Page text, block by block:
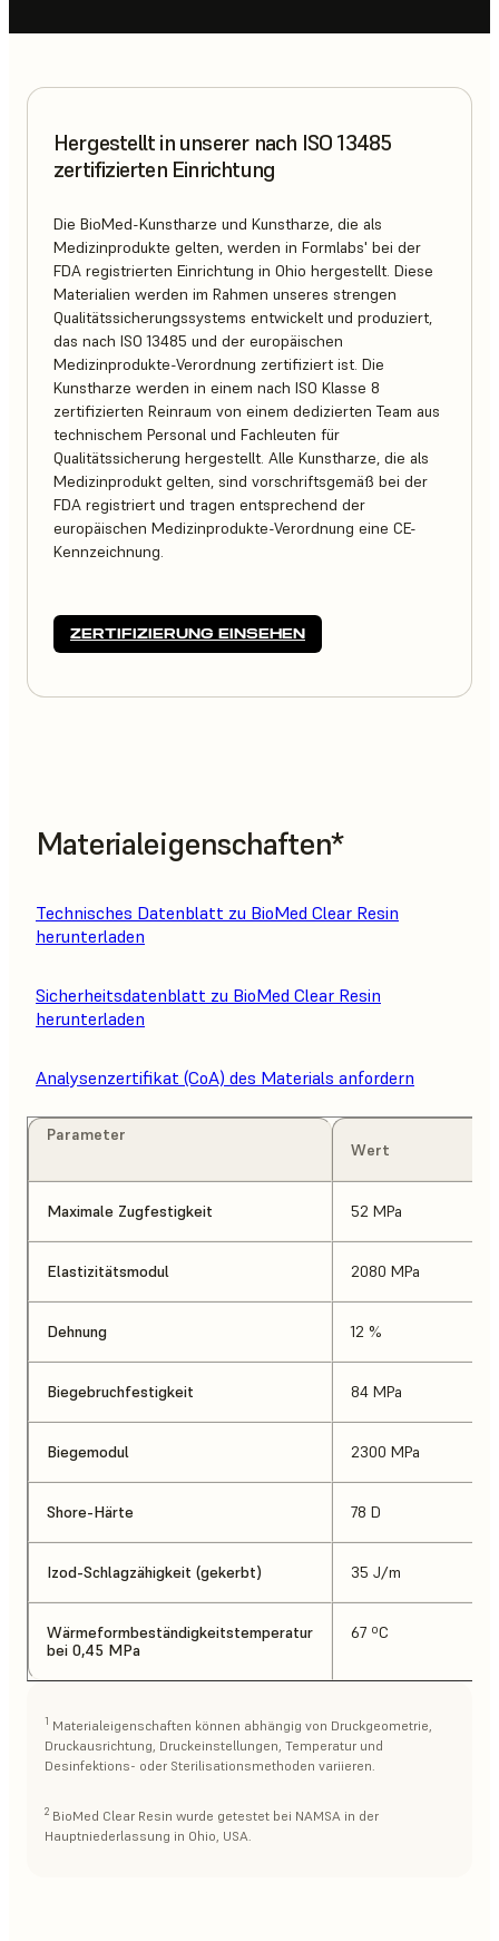
Hergestellt in unserer nach ISO 13485
zertifizierten Einrichtung
Die BioMed-Kunstharze und Kunstharze, die als
Medizinprodukte gelten, werden in Formlabs' bei der
FDA registrierten Einrichtung in Ohio hergestellt. Diese
Materialien werden im Rahmen unseres strengen
Qualitätssicherungssystems entwickelt und produziert,
das nach ISO 13485 und der europäischen
Medizinprodukte-Verordnung zertifiziert ist. Die
Kunstharze werden in einem nach ISO Klasse 8
zertifizierten Reinraum von einem dedizierten Team aus
technischem Personal und Fachleuten für
Qualitätssicherung hergestellt. Alle Kunstharze, die als
Medizinprodukt gelten, sind vorschriftsgemäß bei der
FDA registriert und tragen entsprechend der
europäischen Medizinprodukte-Verordnung eine CE-
Kennzeichnung.
ZERTIFIZIERUNG EINSEHEN
Materialeigenschaften*
Technisches Datenblatt zu BioMed Clear Resin
herunterladen
Sicherheitsdatenblatt zu BioMed Clear Resin
herunterladen
Analysenzertifikat (CoA) des Materials anfordern
Parameter
Wert
Maximale Zugfestigkeit 52 MPa
Elastizitätsmodul 2080 MPa
Dehnung 12 %
Biegebruchfestigkeit 84 MPa
Biegemodul 2300 MPa
Shore-Härte 78 D
Izod-Schlagzähigkeit (gekerbt) 35 J/m
Wärmeformbeständigkeitstemperatur
bei 0,45 MPa
67 ºC
1 Materialeigenschaften können abhängig von Druckgeometrie,
Druckausrichtung, Druckeinstellungen, Temperatur und
Desinfektions- oder Sterilisationsmethoden variieren.
2 BioMed Clear Resin wurde getestet bei NAMSA in der
Hauptniederlassung in Ohio, USA.